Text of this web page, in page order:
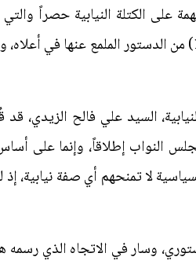
الكتلة النيابية حصراً
الحكم في العراق برلماني نيابي على وفق ما جاء في المادة
السيد علي فالح الزيدي،
النواب إطلاقاً، وإنما على
السياسية لا تمنحهم أي صفة
وسار في الاتجاه الذي رسمه